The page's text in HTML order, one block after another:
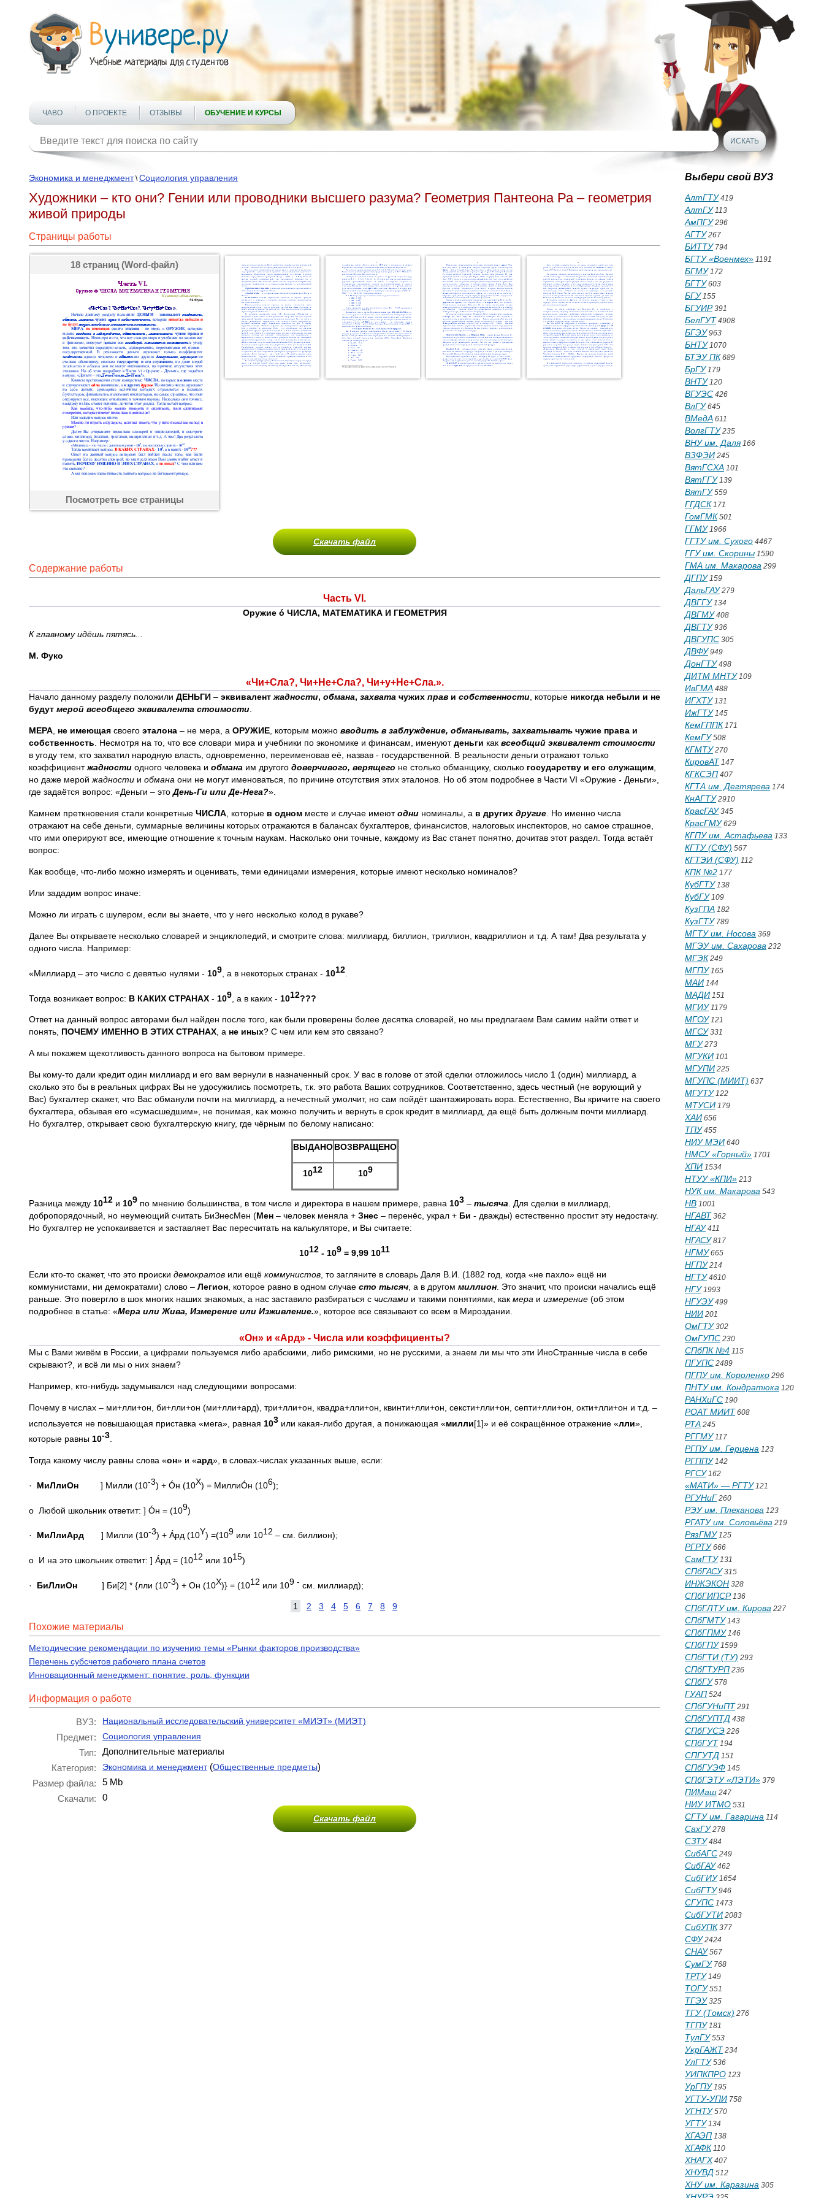
ЧАВО О ПРОЕКТЕ ОТЗЫВЫ ОБУЧЕНИЕ И КУРСЫ
Экономика и менеджмент\Социология управления
Художники – кто они? Гении или проводники высшего разума? Геометрия Пантеона Ра – геометрия
живой природы
Страницы работы
18 страниц (Word-файл)
Посмотреть все страницы
Скачать файл
Содержание работы
Часть VI.
Оружие ó ЧИСЛА, МАТЕМАТИКА И ГЕОМЕТРИЯ
К главному идёшь пятясь...
М. Фуко
«Чи+Сла?, Чи+Не+Сла?, Чи+у+Не+Сла.».
Начало данному разделу положили ДЕНЬГИ – эквивалент жадности, обмана, захвата чужих прав и собственности , которые никогда небыли и не
будут мерой всеобщего эквивалента стоимости
МЕРА не имеющая своего эталона – не мера, а ОРУЖИЕ , которым можно вводить в заблуждение, обманывать, захватывать чужие права и
собственность . Несмотря на то, что все словари мира и учебники по экономике и финансам, именуютденьги как всеобщий эквивалент стоимости
в угоду тем, кто захватил народную власть, одновременно, переименовав её, назвав - государственной. В реальности деньги отражают только
коэффициентжадности одного человека и обмана им другого доверчивого, верящего не столько обманщику, сколько государству и его служащим
но даже мерой жадности и обмана они не могут именоваться, по причине отсутствия этих эталонов. Но об этом подробнее в Части VI «Оружие - Деньги»,
где задаётся вопрос: «Деньги – этоДень-Ги или Де-Нега?».
Камнем преткновения стали конкретные ЧИСЛА , которые в одном месте и случае имеютодни номиналы, а в других другие . Но именно числа
отражают на себе деньги, суммарные величины которых отражаются в балансах бухгалтеров, финансистов, налоговых инспекторов, но самое страшное,
что ими оперируют все, имеющие отношение к точным наукам. Насколько они точные, каждому из Вас станет понятно, дочитав этот раздел. Тогда встаёт
вопрос:
Как вообще, что-либо можно измерять и оценивать, теми единицами измерения, которые имеют несколько номиналов?
Или зададим вопрос иначе:
Можно ли играть с шулером, если вы знаете, что у него несколько колод в рукаве?
Далее Вы открываете несколько словарей и энциклопедий, и смотрите слова: миллиард, биллион, триллион, квадриллион и т.д. А там! Два результата у
одного числа. Например:
«Миллиард – это число с девятью нулями - 109 , а в некоторых странах - 1012
Тогда возникает вопрос: В КАКИХ СТРАНАХ - 109 , а в каких - 1012???
Ответ на данный вопрос авторами был найден после того, как были проверены более десятка словарей, но мы предлагаем Вам самим найти ответ и
понять, ПОЧЕМУ ИМЕННО В ЭТИХ СТРАНАХ, а не иных? С чем или кем это связано?
А мы покажем щекотливость данного вопроса на бытовом примере.
Вы кому-то дали кредит один миллиард и его вам вернули в назначенный срок. У вас в голове от этой сделки отложилось число 1 (один) миллиард, а
сколько это бы в реальных цифрах Вы не удосужились посмотреть, т.к. это работа Ваших сотрудников. Соответственно, здесь честный (не ворующий у
Вас) бухгалтер скажет, что Вас обманули почти на миллиард, а нечестный умолчит, но сам пойдёт шантажировать вора. Естественно, Вы кричите на своего
бухгалтера, обзывая его «сумасшедшим», не понимая, как можно получить и вернуть в срок кредит в миллиард, да ещё быть должным почти миллиард.
Но бухгалтер, открывает свою бухгалтерскую книгу, где чёрным по белому написано:
ВЫДАНО ВОЗВРАЩЕНО
1012 109
Разница между 1012 и 109 по мнению большинства, в том числе и директора в нашем примере, равна 103 – тысяча . Для сделки в миллиард,
добропорядочный, но неумеющий считать БиЗнесМен (Мен – человек меняла + Знес – перенёс, украл + Би - дважды) естественно простит эту недостачу.
Но бухгалтер не успокаивается и заставляет Вас пересчитать на калькуляторе, и Вы считаете:
1012 - 109 = 9,99 1011
Если кто-то скажет, что это происки демократов или ещё коммунистов , то загляните в словарь Даля В.И. (1882 год, когда «не пахло» ещё ни
коммунистами, ни демократами) слово – Легион , которое равно в одном случае сто тысяч , а в другом миллион . Это значит, что происки начались ещё
раньше. Это повергло в шок многих наших знакомых, а нас заставило разбираться с числами и такими понятиями, как мера и измерение (об этом
подробнее в статье: «Мера или Жива, Измерение или Изживление.», которое все связывают со всем в Мироздании.
«Он» и «Ард» - Числа или коэффициенты?
Мы с Вами живём в России, а цифрами пользуемся либо арабскими, либо римскими, но не русскими, а знаем ли мы что эти ИноСтранные числа в себе
скрывают?, и всё ли мы о них знаем?
Например, кто-нибудь задумывался над следующими вопросами:
Почему в числах – ми+лли+он, би+лли+он (ми+лли+ард), три+лли+он, квадра+лли+он, квинти+лли+он, сексти+лли+он, септи+лли+он, окти+лли+он и т.д. –
используется не повышающая приставка «мега», равная 103 или какая-либо другая, а понижающая «милли[1]» и её сокращённое отражение «лли»,
которые равны 10-3
Тогда какому числу равны слова «он» и «ард», в словах-числах указанных выше, если:
· МиЛлиОн ] Милли (10-3) + Óн (10Х) = МиллиÓн (106);
o Любой школьник ответит: ] Óн = (109)
· МиЛлиАрд ] Милли (10-3) + Áрд (10Y) =(109 или 1012 – см. биллион);
o И на это школьник ответит: ] Áрд = (1012 или 1015)
· БиЛлиОн ] Би[2] * {лли (10-3) + Он (10Х)} = (1012 или 109 - см. миллиард);
1 2 3 4 5 6 7 8 9
Похожие материалы
Методические рекомендации по изучению темы «Рынки факторов производства»
Перечень субсчетов рабочего плана счетов
Инновационный менеджмент: понятие, роль, функции
Информация о работе
ВУЗ: Национальный исследовательский университет «МИЭТ» (МИЭТ)
Предмет: Социология управления
Тип:
Дополнительные материалы
Категория:
Экономика и менеджмент(Общественные предметы)
Размер файла:
5 Mb
Скачали:
0
Скачать файл
Выбери свой ВУЗ
АлтГТУ419
АлтГУ113
АмПГУ296
АГТУ267
БИТТУ794
БГТУ «Военмех» 1191
БГМУ172
БГТУ603
БГУ155
БГУИР391
БелГУТ 4908
БГЭУ963
БНТУ1070
БТЭУ ПК 689
БрГУ179
ВНТУ120
ВГУЭС 426
ВлГУ645
ВМедА 611
ВолгГТУ235
ВНУ им. Даля166
ВЗФЭИ 245
ВятГСХА 101
ВятГГУ139
ВятГУ559
ГГДСК 171
ГомГМК 501
ГГМУ1966
ГГТУ им. Сухого 4467
ГГУ им. Скорины 1590
ГМА им. Макарова 299
ДГПУ159
ДальГАУ279
ДВГГУ134
ДВГМУ408
ДВГТУ936
ДВГУПС 305
ДВФУ949
ДонГТУ498
ДИТМ МНТУ109
ИвГМА 488
ИГХТУ131
ИжГТУ145
КемГППК 171
КемГУ508
КГМТУ270
КировАТ 147
КГКСЭП 407
КГТА им. Дегтярева 174
КнАГТУ2910
КрасГАУ345
КрасГМУ629
КГПУ им. Астафьева 133
КГТУ (СФУ) 567
КГТЭИ (СФУ) 112
КПК №2 177
КубГТУ138
КубГУ109
КузГПА 182
КузГТУ789
МГТУ им. Носова 369
МГЭУ им. Сахарова 232
МГЭК 249
МГПУ165
МАИ 144
МАДИ 151
МГИУ1179
МГОУ121
МГСУ331
МГУ273
МГУКИ 101
МГУПИ 225
МГУПС (МИИТ) 637
МГУТУ122
МТУСИ 179
ХАИ 656
ТПУ455
НИУ МЭИ 640
НМСУ «Горный» 1701
ХПИ 1534
НТУУ «КПИ» 213
НУК им. Макарова 543
НВ 1001
НГАВТ 362
НГАУ411
НГАСУ817
НГМУ665
НГПУ214
НГТУ4610
НГУ1993
НГУЭУ499
НИИ 201
ОмГТУ302
ОмГУПС 230
СПбПК №4 115
ПГУПС 2489
ПГПУ им. Короленко 296
ПНТУ им. Кондратюка 120
РАНХиГС 190
РОАТ МИИТ 608
РТА 245
РГГМУ117
РГПУ им. Герцена 123
РГППУ142
РГСУ162
«МАТИ» — РГТУ121
РГУНиГ 260
РЭУ им. Плеханова 123
РГАТУ им. Соловьёва 219
РязГМУ125
РГРТУ666
СамГТУ131
СПбГАСУ315
ИНЖЭКОН 328
СПбГИПСР136
СПбГЛТУ им. Кирова 227
СПбГМТУ143
СПбГПМУ146
СПбГПУ1599
СПбГТИ (ТУ) 293
СПбГТУРП 236
СПбГУ578
ГУАП 524
СПбГУНиПТ 291
СПбГУПТД 438
СПбГУСЭ 226
СПбГУТ 194
СПГУТД 151
СПбГУЭФ 145
СПбГЭТУ «ЛЭТИ» 379
ПИМаш 247
НИУ ИТМО 531
СГТУ им. Гагарина 114
СахГУ278
СЗТУ484
СибАГС 249
СибГАУ462
СибГИУ1654
СибГТУ946
СГУПС 1473
СибГУТИ 2083
СибУПК 377
СФУ2424
СНАУ567
СумГУ768
ТРТУ149
ТОГУ551
ТГЭУ325
ТГУ (Томск) 276
ТГПУ181
ТулГУ553
УкрГАЖТ 234
УлГТУ536
УИПКПРО 123
УрГПУ195
УГТУ-УПИ 758
УГНТУ570
УГТУ134
ХГАЭП 138
ХГАФК 110
ХНАГХ 407
ХНУВД 512
ХНУ им. Каразина 305